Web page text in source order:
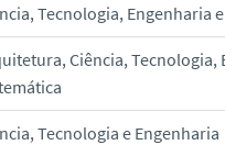
Tecnologia, Engenharia
Ciência, Tecnologia,
Tecnologia e Engenharia